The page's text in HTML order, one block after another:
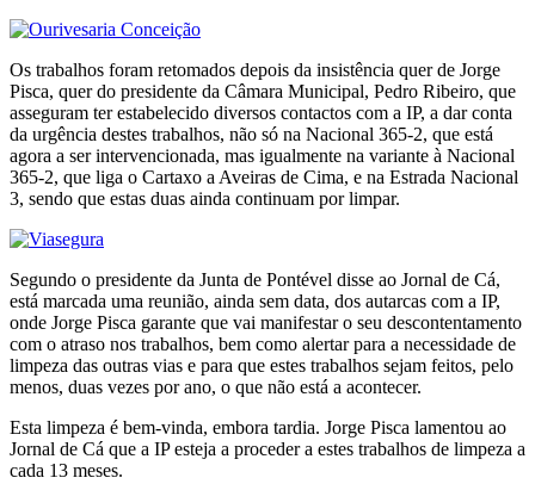
Os trabalhos foram retomados depois da insistência quer de Jorge
Pisca, quer do presidente da Câmara Municipal, Pedro Ribeiro, que
asseguram ter estabelecido diversos contactos com a IP, a dar conta
da urgência destes trabalhos, não só na Nacional 365-2, que está
agora a ser intervencionada, mas igualmente na variante à Nacional
365-2, que liga o Cartaxo a Aveiras de Cima, e na Estrada Nacional
3, sendo que estas duas ainda continuam por limpar.
Segundo o presidente da Junta de Pontével disse ao Jornal de Cá,
está marcada uma reunião, ainda sem data, dos autarcas com a IP,
onde Jorge Pisca garante que vai manifestar o seu descontentamento
com o atraso nos trabalhos, bem como alertar para a necessidade de
limpeza das outras vias e para que estes trabalhos sejam feitos, pelo
menos, duas vezes por ano, o que não está a acontecer.
Esta limpeza é bem-vinda, embora tardia. Jorge Pisca lamentou ao
Jornal de Cá que a IP esteja a proceder a estes trabalhos de limpeza a
cada 13 meses.